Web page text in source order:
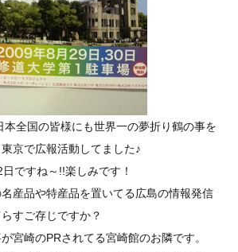
本全国の皆様にも世界一の夢折り鶴の事を
京で広報活動してました♪
ですね～!!楽しみです！
産品や特産品を置いてる広島の情報発信
すご存じですか？
宮崎のPRされてる宮崎館のお隣です。